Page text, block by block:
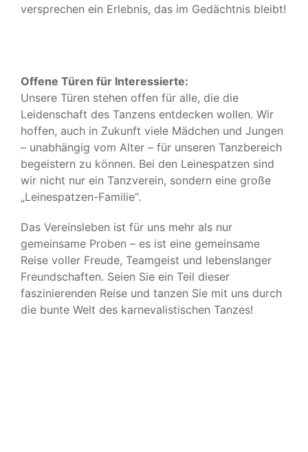
versprechen ein Erlebnis, das im Gedächtnis bleibt!
Offene Türen für Interessierte:
Unsere Türen stehen offen für alle, die die
Leidenschaft des Tanzens entdecken wollen. Wir
hoffen, auch in Zukunft viele Mädchen und Jungen
– unabhängig vom Alter – für unseren Tanzbereich
begeistern zu können. Bei den Leinespatzen sind
wir nicht nur ein Tanzverein, sondern eine große
„Leinespatzen-Familie“.
Das Vereinsleben ist für uns mehr als nur
gemeinsame Proben – es ist eine gemeinsame
Reise voller Freude, Teamgeist und lebenslanger
Freundschaften. Seien Sie ein Teil dieser
faszinierenden Reise und tanzen Sie mit uns durch
die bunte Welt des karnevalistischen Tanzes!